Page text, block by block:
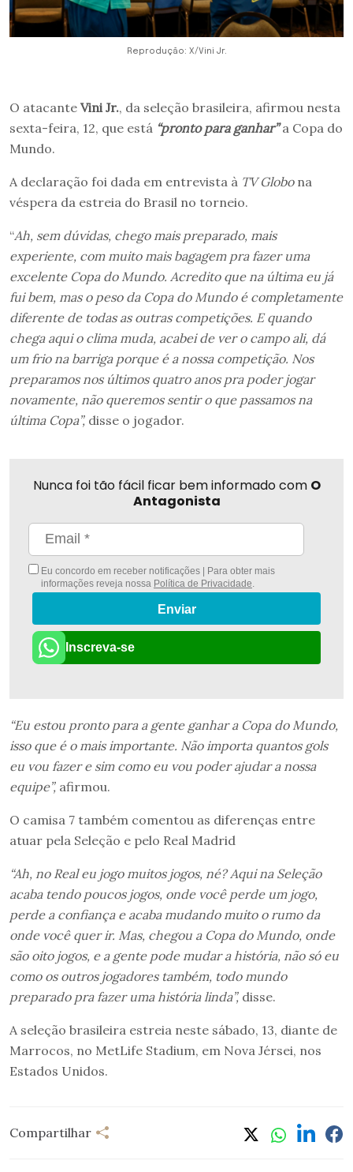
Reprodução: X/Vini Jr.
O atacante Vini Jr., da seleção brasileira, afirmou nesta
sexta-feira, 12, que está “pronto para ganhar”a Copa do
Mundo.
A declaração foi dada em entrevista à TV Globona
véspera da estreia do Brasil no torneio.
“Ah, sem dúvidas, chego mais preparado, mais
experiente, com muito mais bagagem pra fazer uma
excelente Copa do Mundo. Acredito que na última eu já
fui bem, mas o peso da Copa do Mundo é completamente
diferente de todas as outras competições. E quando
chega aqui o clima muda, acabei de ver o campo ali, dá
um frio na barriga porque é a nossa competição. Nos
preparamos nos últimos quatro anos pra poder jogar
novamente, não queremos sentir o que passamos na
última Copa”, disse o jogador.
Nunca foi tão fácil ficar bem informado com O
Antagonista
Eu concordo em receber notificações | Para obter mais
informações reveja nossa Política de Privacidade
Enviar
Inscreva-se
“Eu estou pronto para a gente ganhar a Copa do Mundo,
isso que é o mais importante. Não importa quantos gols
eu vou fazer e sim como eu vou poder ajudar a nossa
equipe”, afirmou.
O camisa 7 também comentou as diferenças entre
atuar pela Seleção e pelo Real Madrid
“Ah, no Real eu jogo muitos jogos, né? Aqui na Seleção
acaba tendo poucos jogos, onde você perde um jogo,
perde a confiança e acaba mudando muito o rumo da
onde você quer ir. Mas, chegou a Copa do Mundo, onde
são oito jogos, e a gente pode mudar a história, não só eu
como os outros jogadores também, todo mundo
preparado pra fazer uma história linda”, disse.
A seleção brasileira estreia neste sábado, 13, diante de
Marrocos, no MetLife Stadium, em Nova Jérsei, nos
Estados Unidos.
Compartilhar